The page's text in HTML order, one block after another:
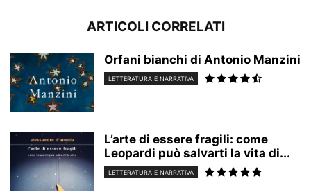
ARTICOLI CORRELATI
Orfani bianchi di Antonio Manzini
LETTERATURA E NARRATIVA
L’arte di essere fragili: come
Leopardi può salvarti la vita di...
LETTERATURA E NARRATIVA